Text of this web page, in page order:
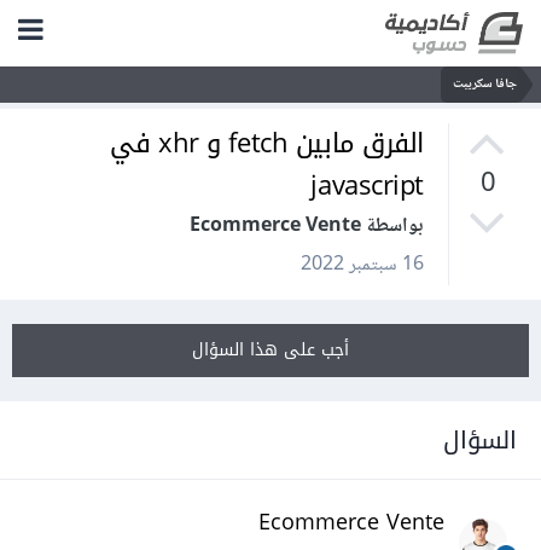
جافا سكريبت
0
الفرق مابين fetch و xhr في
javascript
بواسطة Ecommerce Vente
16 سبتمبر 2022
أجب على هذا السؤال
السؤال
Ecommerce Vente